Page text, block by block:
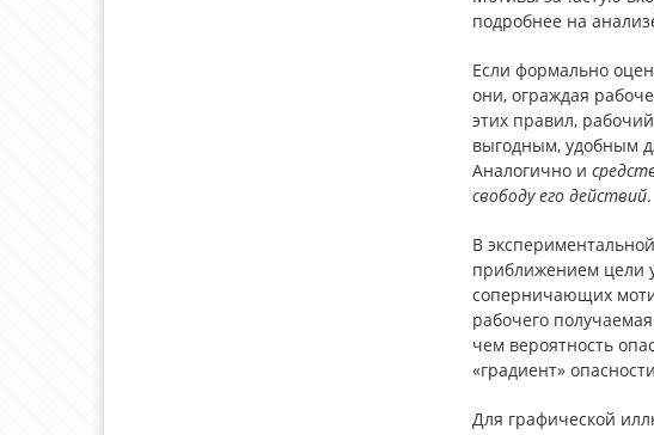
подробнее на
Если формально
они, ограждая
этих правил,
выгодным, удобным
Аналогично и
свободу его действий.
В
приближением цели
соперничающих
рабочего
чем вероятность
«градиент»
Для графической